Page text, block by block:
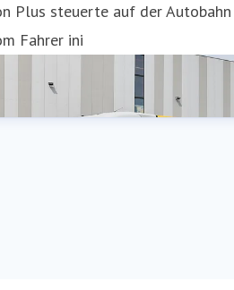
Plus steuerte auf der
Fahrer ini